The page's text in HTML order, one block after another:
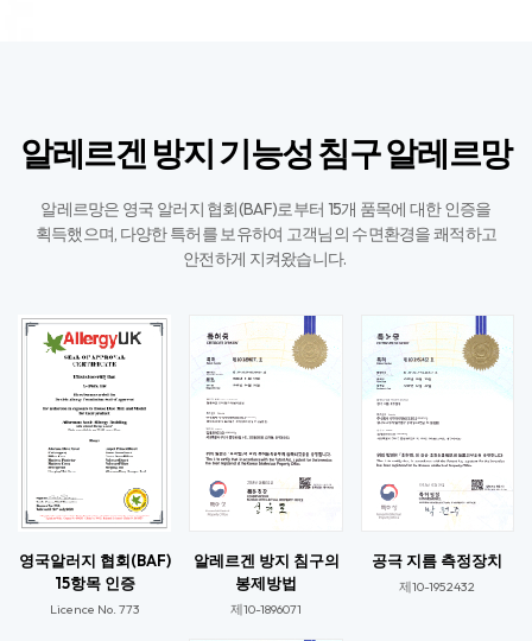
알레르겐 방지 기능성 침구 알레르망
알레르망은 영국 알러지 협회(BAF)로부터 15개 품목에 대한 인증을
획득했으며, 다양한 특허를 보유하여 고객님의 수면환경을 쾌적하고
안전하게 지켜왔습니다. ​
영국알러지 협회(BAF)
15항목 인증
Licence No. 773​
알레르겐 방지 침구의
봉제방법
제10-1896071​
공극 지름 측정장치
제10-1952432